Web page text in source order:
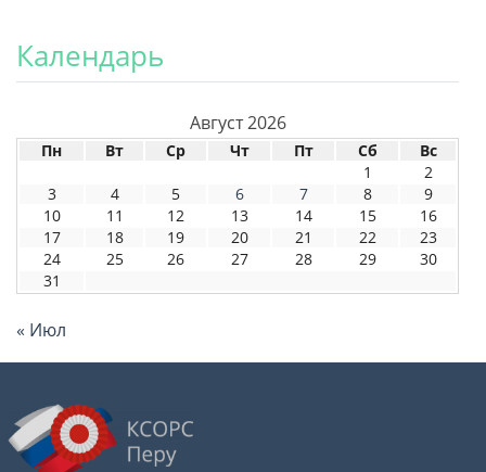
Календарь
Август 2026
Пн Вт Ср Чт Пт Сб
Вс
1
2
3
4 5 6 7 8
9
10
11 12 13 14 15
16
17
18 19 20 21 22
23
24
25 26 27 28 29
30
31
« Июл